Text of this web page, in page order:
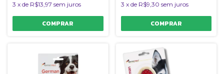
3 x de R$13,97 sem juros 3 x de R$9,30 sem juros